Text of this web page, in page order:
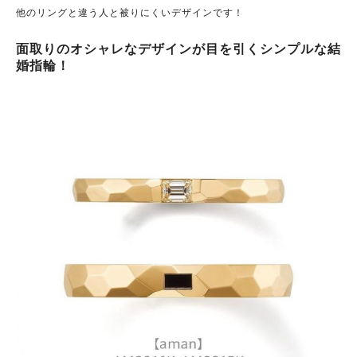
他のリングと違う人と被りにくいデザインです！
面取りのオシャレなデザインが目を引くシンプルな結
婚指輪！